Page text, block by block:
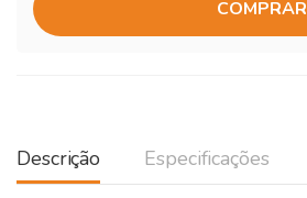
COMPRAR
Descrição Especificações